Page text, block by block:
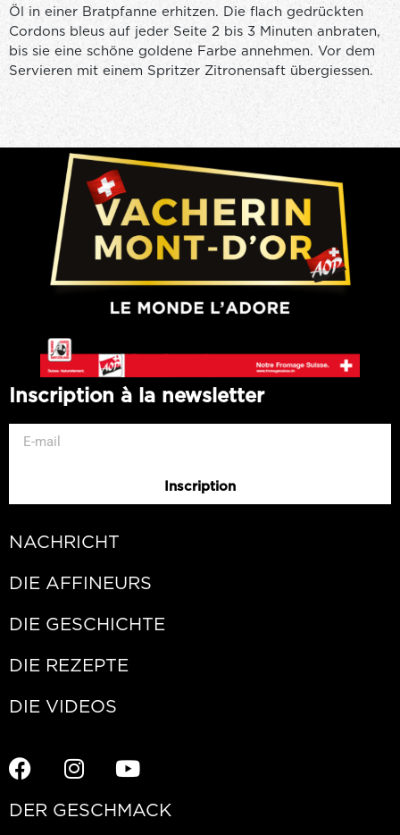
Öl in einer Bratpfanne erhitzen. Die flach gedrückten
Cordons bleus auf jeder Seite 2 bis 3 Minuten anbraten,
bis sie eine schöne goldene Farbe annehmen. Vor dem
Servieren mit einem Spritzer Zitronensaft übergiessen.
Inscription à la newsletter
Inscription
NACHRICHT
DIE AFFINEURS
DIE GESCHICHTE
DIE REZEPTE
DIE VIDEOS
DER GESCHMACK